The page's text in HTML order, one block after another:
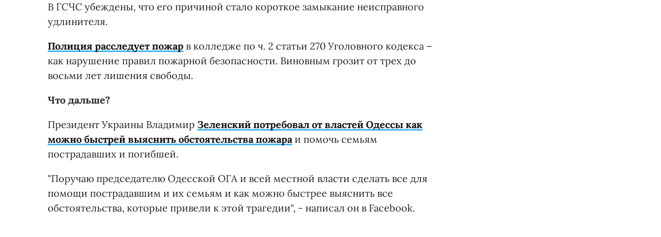
В ГСЧС убеждены, что его причиной стало короткое замыкание неисправного
удлинителя.
Полиция расследует пожар в колледже по ч. 2 статьи 270 Уголовного кодекса –
как нарушение правил пожарной безопасности. Виновным грозит от трех до
восьми лет лишения свободы.
Что дальше?
Президент Украины Владимир Зеленский потребовал от властей Одессы как
можно быстрей выяснить обстоятельства пожараи помочь семьям
пострадавших и погибшей.
"Поручаю председателю Одесской ОГА и всей местной власти сделать все для
помощи пострадавшим и их семьям и как можно быстрее выяснить все
обстоятельства, которые привели к этой трагедии", - написал он в Facebook.